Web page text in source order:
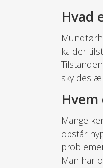
Hvad
kalder
skyldes
Mange
opstår
Man har